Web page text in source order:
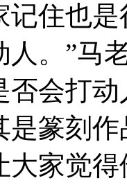
记住也
人。”马
否会打
是篆刻
大家觉